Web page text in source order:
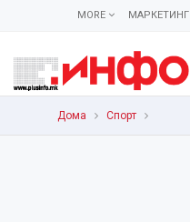
МАРКЕТИНГ
MORE
Дома Спорт